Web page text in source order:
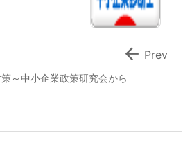
～中小企業政策研究会から
 Prev